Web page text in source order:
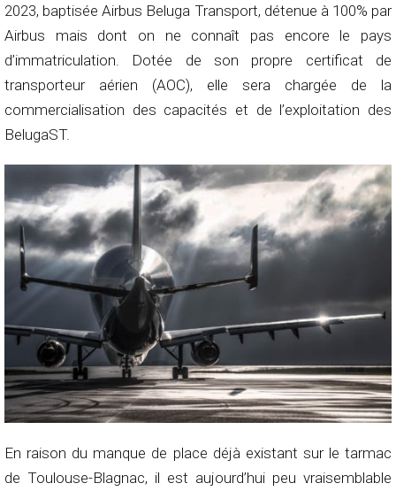
2023, baptisée Airbus Beluga Transport, détenue à 100% par
Airbus mais dont on ne connaît pas encore le pays
d’immatriculation. Dotée de son propre certificat de
transporteur aérien (AOC), elle sera chargée de la
commercialisation des capacités et de l’exploitation des
BelugaST.
En raison du manque de place déjà existant sur le tarmac
de Toulouse-Blagnac, il est aujourd’hui peu vraisemblable